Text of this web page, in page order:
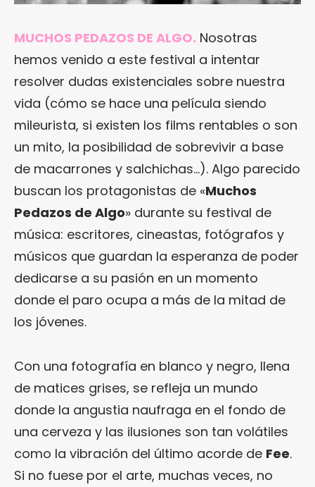
MUCHOS PEDAZOS DE ALGO. Nosotras
hemos venido a este festival a intentar
resolver dudas existenciales sobre nuestra
vida (cómo se hace una película siendo
mileurista, si existen los films rentables o son
un mito, la posibilidad de sobrevivir a base
de macarrones y salchichas…). Algo parecido
buscan los protagonistas de «Muchos
Pedazos de Algo» durante su festival de
música: escritores, cineastas, fotógrafos y
músicos que guardan la esperanza de poder
dedicarse a su pasión en un momento
donde el paro ocupa a más de la mitad de
los jóvenes.
Con una fotografía en blanco y negro, llena
de matices grises, se refleja un mundo
donde la angustia naufraga en el fondo de
una cerveza y las ilusiones son tan volátiles
como la vibración del último acorde de Fee.
Si no fuese por el arte, muchas veces, no